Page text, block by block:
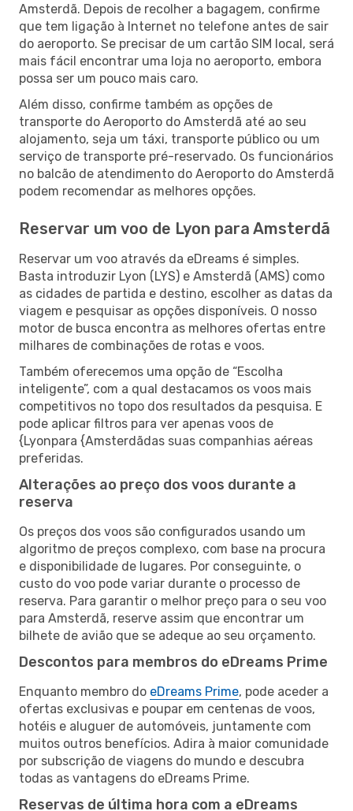
Amsterdã. Depois de recolher a bagagem, confirme
que tem ligação à Internet no telefone antes de sair
do aeroporto. Se precisar de um cartão SIM local, será
mais fácil encontrar uma loja no aeroporto, embora
possa ser um pouco mais caro.
Além disso, confirme também as opções de
transporte do Aeroporto do Amsterdã até ao seu
alojamento, seja um táxi, transporte público ou um
serviço de transporte pré-reservado. Os funcionários
no balcão de atendimento do Aeroporto do Amsterdã
podem recomendar as melhores opções.
Reservar um voo de Lyon para Amsterdã
Reservar um voo através da eDreams é simples.
Basta introduzir Lyon (LYS) e Amsterdã (AMS) como
as cidades de partida e destino, escolher as datas da
viagem e pesquisar as opções disponíveis. O nosso
motor de busca encontra as melhores ofertas entre
milhares de combinações de rotas e voos.
Também oferecemos uma opção de “Escolha
inteligente”, com a qual destacamos os voos mais
competitivos no topo dos resultados da pesquisa. E
pode aplicar filtros para ver apenas voos de
{Lyonpara {Amsterdãdas suas companhias aéreas
preferidas.
Alterações ao preço dos voos durante a
reserva
Os preços dos voos são configurados usando um
algoritmo de preços complexo, com base na procura
e disponibilidade de lugares. Por conseguinte, o
custo do voo pode variar durante o processo de
reserva. Para garantir o melhor preço para o seu voo
para Amsterdã, reserve assim que encontrar um
bilhete de avião que se adeque ao seu orçamento.
Descontos para membros do eDreams Prime
Enquanto membro do eDreams Prime, pode aceder a
ofertas exclusivas e poupar em centenas de voos,
hotéis e aluguer de automóveis, juntamente com
muitos outros benefícios. Adira à maior comunidade
por subscrição de viagens do mundo e descubra
todas as vantagens do eDreams Prime.
Reservas de última hora com a eDreams